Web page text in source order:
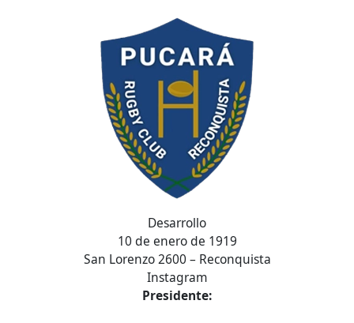
Desarrollo
10 de enero de 1919
San Lorenzo 2600 – Reconquista
Instagram
Presidente: